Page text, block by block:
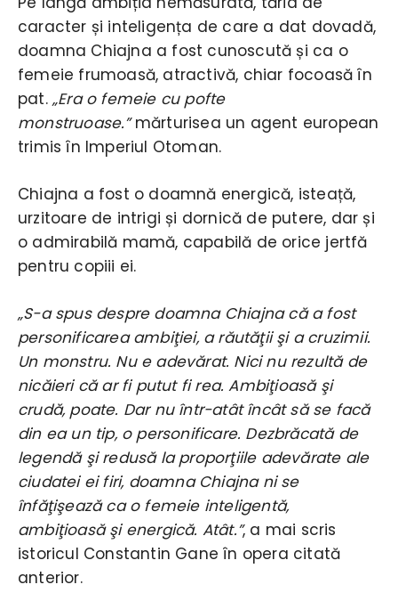
caracter și inteligența de care a dat dovadă,
doamna Chiajna a fost cunoscută și ca o
femeie frumoasă, atractivă, chiar focoasă în
pat. „Era o femeie cu pofte
monstruoase.”mărturisea un agent european
trimis în Imperiul Otoman.
Chiajna a fost o doamnă energică, isteață,
urzitoare de intrigi și dornică de putere, dar și
o admirabilă mamă, capabilă de orice jertfă
pentru copiii ei.
„S-a spus despre doamna Chiajna că a fost
personificarea ambiţiei, a răutăţii şi a cruzimii.
Un monstru. Nu e adevărat. Nici nu rezultă de
nicăieri că ar fi putut fi rea. Ambiţioasă şi
crudă, poate. Dar nu într-atât încât să se facă
din ea un tip, o personificare. Dezbrăcată de
legendă şi redusă la proporţiile adevărate ale
ciudatei ei firi, doamna Chiajna ni se
înfăţişează ca o femeie inteligentă,
ambiţioasă şi energică. Atât.”, a mai scris
istoricul Constantin Gane în opera citată
anterior.